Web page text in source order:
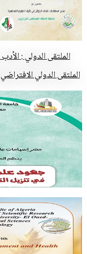
الملتقى الدولي :
الملتقى الدولي